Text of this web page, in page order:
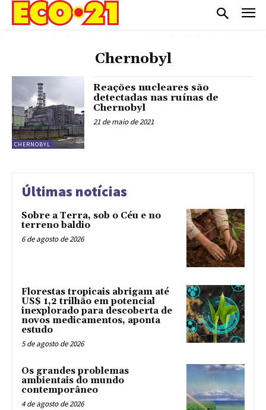
Chernobyl
CHERNOBYL
Reações nucleares são
detectadas nas ruínas de
Chernobyl
21 de maio de 2021
Últimas notícias
Sobre a Terra, sob o Céu e no
terreno baldio
6 de agosto de 2026
Florestas tropicais abrigam até
US$ 1,2 trilhão em potencial
inexplorado para descoberta de
novos medicamentos, aponta
estudo
5 de agosto de 2026
Os grandes problemas
ambientais do mundo
contemporâneo
4 de agosto de 2026